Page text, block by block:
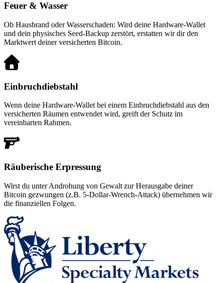
Feuer & Wasser
Ob Hausbrand oder Wasserschaden: Wird deine Hardware-Wallet
und dein physisches Seed-Backup zerstört, erstatten wir dir den
Marktwert deiner versicherten Bitcoin.
Einbruchdiebstahl
Wenn deine Hardware-Wallet bei einem Einbruchdiebstahl aus den
versicherten Räumen entwendet wird, greift der Schutz im
vereinbarten Rahmen.
Räuberische Erpressung
Wirst du unter Androhung von Gewalt zur Herausgabe deiner
Bitcoin gezwungen (z.B. 5-Dollar-Wrench-Attack) übernehmen wir
die finanziellen Folgen.